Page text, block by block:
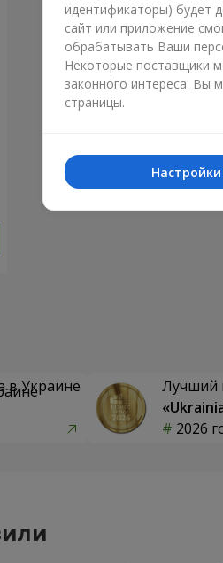
в Украине
Лучший
2026
идентификаторы) будет
сайт или приложение
обрабатывать Ваши
Некоторые поставщики
законного интереса. Вы
страницы.
Настройки